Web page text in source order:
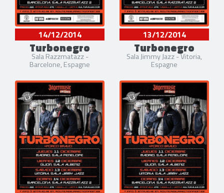
14/12/2014
Turbonegro
Sala Razzmatazz -
Barcelone, Espagne
13/12/2014
Turbonegro
Sala Jimmy Jazz - Vitoria,
Espagne